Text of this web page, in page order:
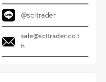
@scitrader
sale@scitrader.co.t
h